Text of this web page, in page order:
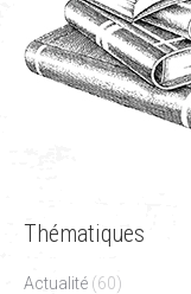
Thématiques
Actualité (60)